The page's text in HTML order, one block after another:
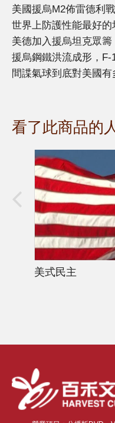
美國援烏M2佈雷德利
世界上防護性能最好的
美德加入援烏坦克眾籌
援烏鋼鐵洪流成形，F-
間諜氣球到底對美國有
看了此商品的
美式民主